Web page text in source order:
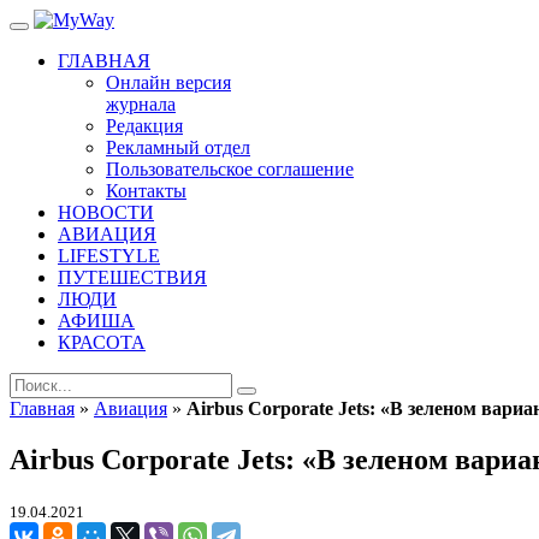
ГЛАВНАЯ
Онлайн версия
журнала
Редакция
Рекламный отдел
Пользовательское соглашение
Контакты
НОВОСТИ
АВИАЦИЯ
LIFESTYLE
ПУТЕШЕСТВИЯ
ЛЮДИ
АФИША
КРАСОТА
Главная » Авиация » Airbus Corporate Jets: «В зеленом
Airbus Corporate Jets: «В зеленом
19.04.2021